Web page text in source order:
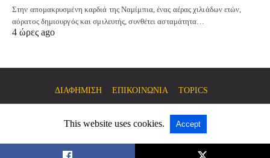
Στην απομακρυσμένη καρδιά της Ναμίμπια, ένας αέρας χιλιάδων ετών,
αόρατος δημιουργός και σμιλευτής, συνθέτει ασταμάτητα…
4 ώρες ago
ΔΙΑΦΗΜΙΣΗ ΕΠΙΚΟΙΝΩΝΙΑ TOPICS
All Rights Reserved View Non-AMP Version
This website uses cookies. Accept